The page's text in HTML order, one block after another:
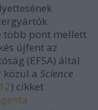
több pont mellett
újfent az
(EFSA) által
a Science
) cikket